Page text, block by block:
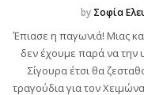
by Σοφία
Έπιασε η παγωνιά! Μιας
δεν έχουμε παρά να την
Σίγουρα έτσι θα
τραγούδια για τον